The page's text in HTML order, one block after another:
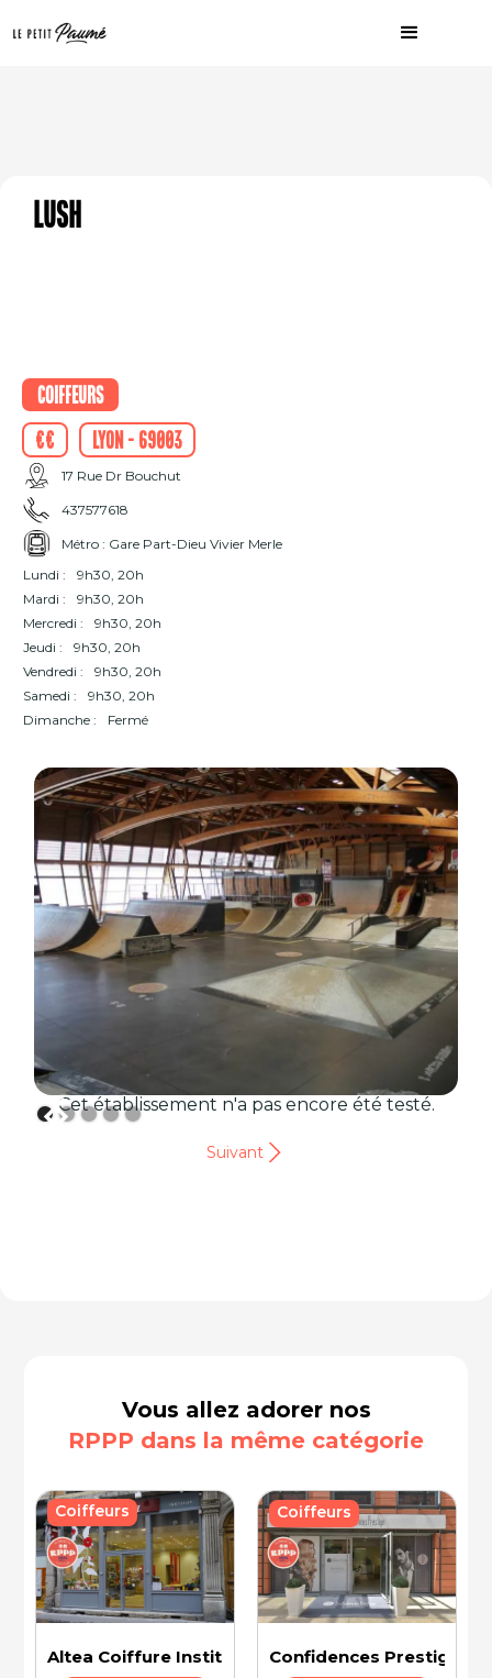
Lush
Coiffeurs
€€
Lyon - 69003
17 Rue Dr Bouchut
437577618
Métro : Gare Part-Dieu Vivier Merle
Lundi :
9h30, 20h
Mardi :
9h30, 20h
Mercredi :
9h30, 20h
Jeudi :
9h30, 20h
Vendredi :
9h30, 20h
Samedi :
9h30, 20h
Dimanche :
Fermé
Cet établissement n'a pas encore été testé.
Suivant
Vous allez adorer nos
RPPP dans la même catégorie
Altea Coiffure Institut
Coiffeurs
Confidences Prestige
Coiffeurs